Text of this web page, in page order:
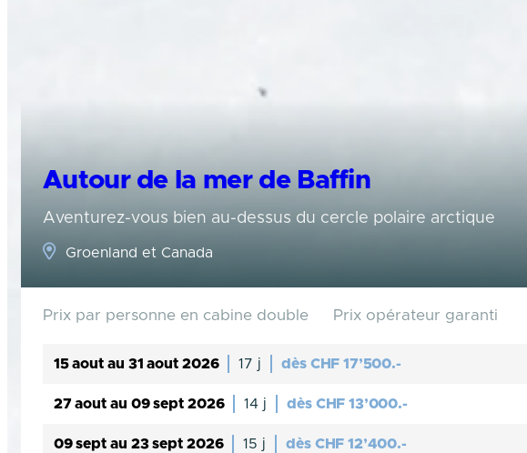
Autour de la mer de Baffin
Aventurez-vous bien au-dessus du cercle polaire arctique
Groenland et Canada
Prix par personne en cabine double Prix opérateur garanti
15 aout au 31 aout 2026 17 j dès CHF 17’500.-
27 aout au 09 sept 2026 14 j dès CHF 13’000.-
09 sept au 23 sept 2026 15 j dès CHF 12’400.-